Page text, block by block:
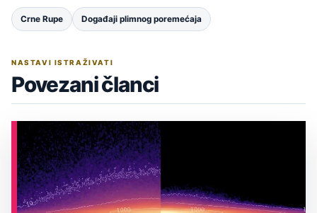
Crne Rupe Događaji plimnog poremećaja
NASTAVI ISTRAŽIVATI
Povezani članci